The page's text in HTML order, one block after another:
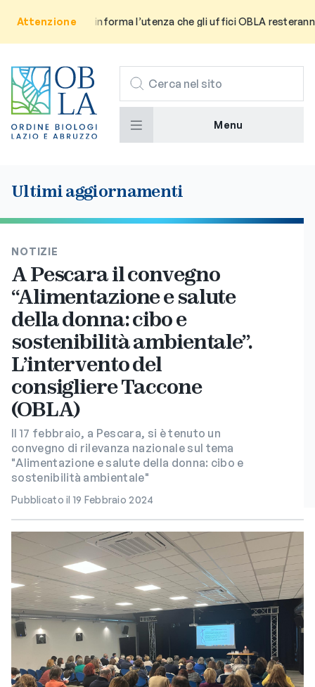
Attenzione
Avviso: Si informa l’utenza che gli uffici OBLA resteranno
CERCA
Menu
Ultimi aggiornamenti
NOTIZIE
A Pescara il convegno
“Alimentazione e salute
della donna: cibo e
sostenibilità ambientale”.
L’intervento del
consigliere Taccone
(OBLA)
Il 17 febbraio, a Pescara, si è tenuto un
convegno di rilevanza nazionale sul tema
"Alimentazione e salute della donna: cibo e
sostenibilità ambientale"
Pubblicato il 19 Febbraio 2024